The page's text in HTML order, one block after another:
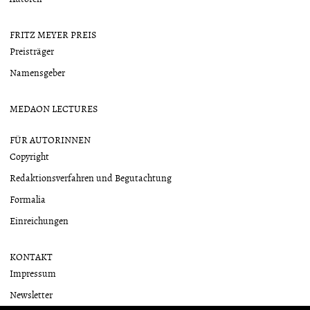
FRITZ MEYER PREIS
Preisträger
Namensgeber
MEDAON LECTURES
FÜR AUTORINNEN
Copyright
Redaktionsverfahren und Begutachtung
Formalia
Einreichungen
KONTAKT
Impressum
Newsletter